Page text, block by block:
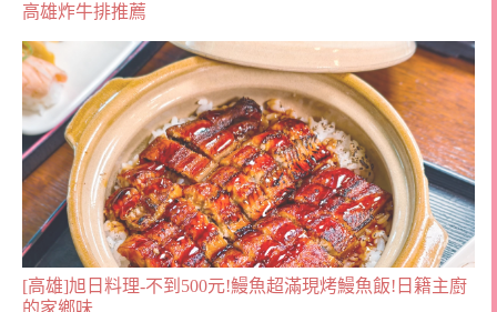
高雄炸牛排推薦
[高雄]旭日料理-不到500元!鰻魚超滿現烤鰻魚飯!日籍主廚
的家鄉味